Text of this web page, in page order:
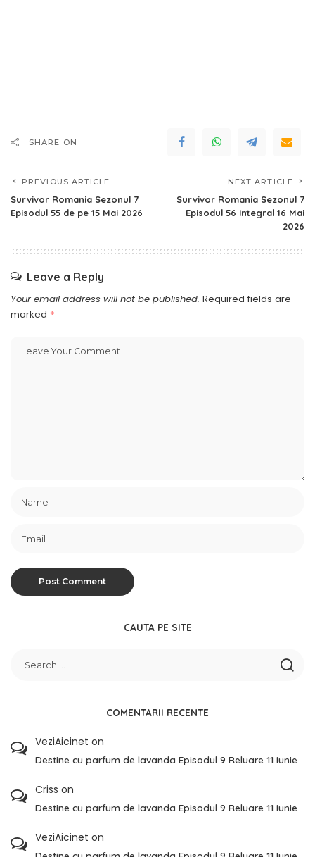
SHARE ON
PREVIOUS ARTICLE
Survivor Romania Sezonul 7
Episodul 55 de pe 15 Mai 2026
NEXT ARTICLE
Survivor Romania Sezonul 7
Episodul 56 Integral 16 Mai
2026
Leave a Reply
Your email address will not be published. Required fields are
marked *
CAUTA PE SITE
COMENTARII RECENTE
VeziAicinet on
Destine cu parfum de lavanda Episodul 9 Reluare 11 Iunie
Criss on
Destine cu parfum de lavanda Episodul 9 Reluare 11 Iunie
VeziAicinet on